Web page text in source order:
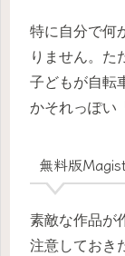
特に自分で何
りません。た
子どもが自転
かそれっぽい
無料版
素敵な作品が
注意しておき